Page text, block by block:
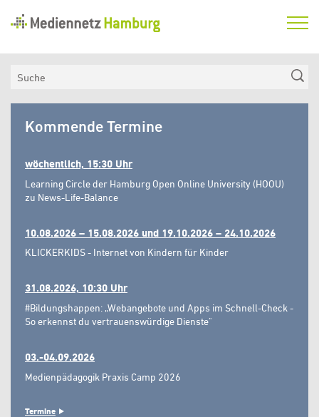
Hamburg
Aktuelles
Medienkompetenzfonds
Hamburg
Kommende Termine
wöchentlich, 15:30 Uhr
Learning Circle der Hamburg Open Online University (HOOU)
zu News-Life-Balance
10.08.2026 – 15.08.2026 und 19.10.2026 – 24.10.2026
KLICKERKIDS - Internet von Kindern für Kinder
31.08.2026, 10:30 Uhr
#Bildungshappen: „Webangebote und Apps im Schnell-Check -
So erkennst du vertrauenswürdige Dienste"
03.-04.09.2026
Medienpädagogik Praxis Camp 2026
Termine